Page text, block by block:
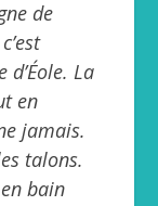
de
La
en
jamais.
talons.
bain